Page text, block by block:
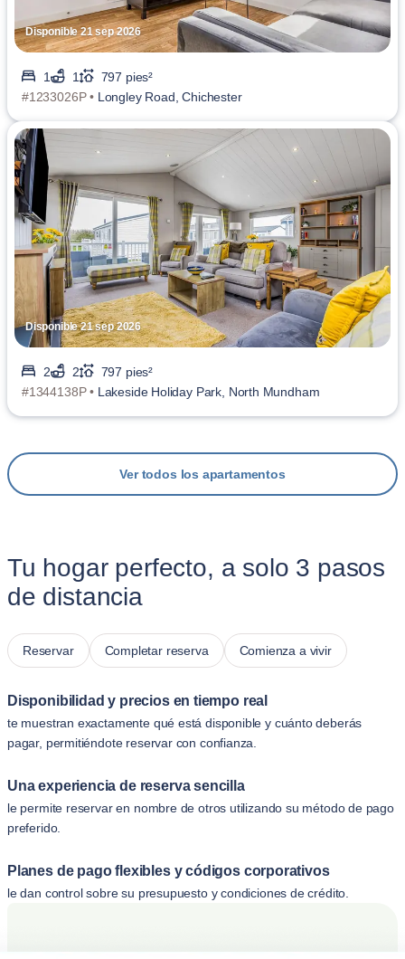
Disponible 21 sep 2026
1 1
797 pies²
#1233026P • Longley Road, Chichester
Disponible 21 sep 2026
2 2
797 pies²
#1344138P • Lakeside Holiday Park, North Mundham
Ver todos los apartamentos
Tu hogar perfecto, a solo 3 pasos
de distancia
Reservar Completar reserva Comienza a vivir
Disponibilidad y precios en tiempo real
te muestran exactamente qué está disponible y cuánto deberás
pagar, permitiéndote reservar con confianza.
Una experiencia de reserva sencilla
le permite reservar en nombre de otros utilizando su método de pago
preferido.
Planes de pago flexibles y códigos corporativos
le dan control sobre su presupuesto y condiciones de crédito.